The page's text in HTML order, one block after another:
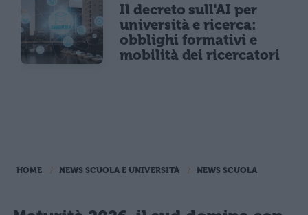
Il decreto sull'AI per
università e ricerca:
obblighi formativi e
mobilità dei ricercatori
HOME NEWS SCUOLA E UNIVERSITÀ NEWS SCUOLA